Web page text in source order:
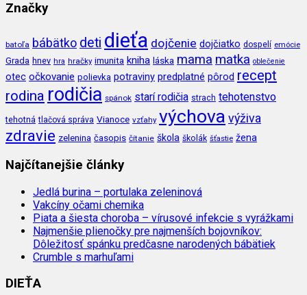
Značky
batoľa bábätko deti dieťa dojčenie dojčiatko dospelí emócie
Grada hnev hra hračky imunita kniha láska mama matka oblečenie
otec očkovanie polievka potraviny predplatné pôrod recept
rodina rodičia spánok starí rodičia strach tehotenstvo
tehotná tlačová správa Vianoce vzťahy výchova výživa
zdravie zelenina časopis čítanie škola školák šťastie žena
Najčítanejšie články
Jedlá burina – portulaka zeleninová
Vakcíny očami chemika
Piata a šiesta choroba – vírusové infekcie s vyrážkami
Najmenšie plienočky pre najmenších bojovníkov:
Dôležitosť spánku predčasne narodených bábätiek
Crumble s marhuľami
DIEŤA